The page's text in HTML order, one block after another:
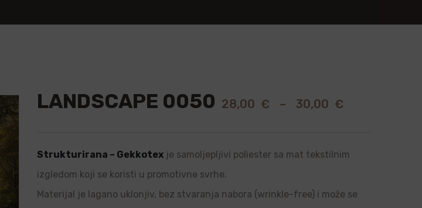
🔍
LANDSCAPE 0050 28,00 € – 30,00 €
Strukturirana – Gekkotex je samoljepljivi poliester sa mat tekstilnim
izgledom koji se koristi u promotivne svrhe.
Materijal je lagano uklonjiv, bez stvaranja nabora (wrinkle-free) i može se